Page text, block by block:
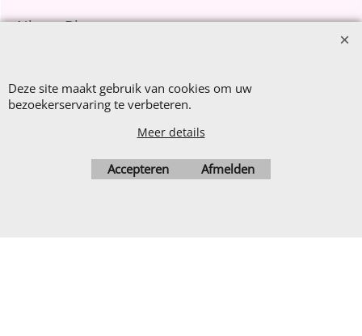
Nieuw Binnen
Webwinkel gemaakt met
ShopFactory webwinkel
software.
Deze site maakt gebruik van cookies om uw
bezoekerservaring te verbeteren.
Meer details
Accepteren Afmelden